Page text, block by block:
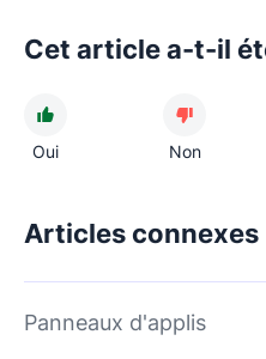
Cet article a-t-il
Oui Non
Articles connexes
Panneaux d'applis